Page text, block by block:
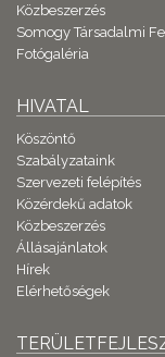
Közbeszerzés
Somogy Társadalmi
Fotógaléria
HIVATAL
Köszöntő
Szabályzataink
Szervezeti felépítés
Közérdekű adatok
Közbeszerzés
Állásajánlatok
Hírek
Elérhetőségek